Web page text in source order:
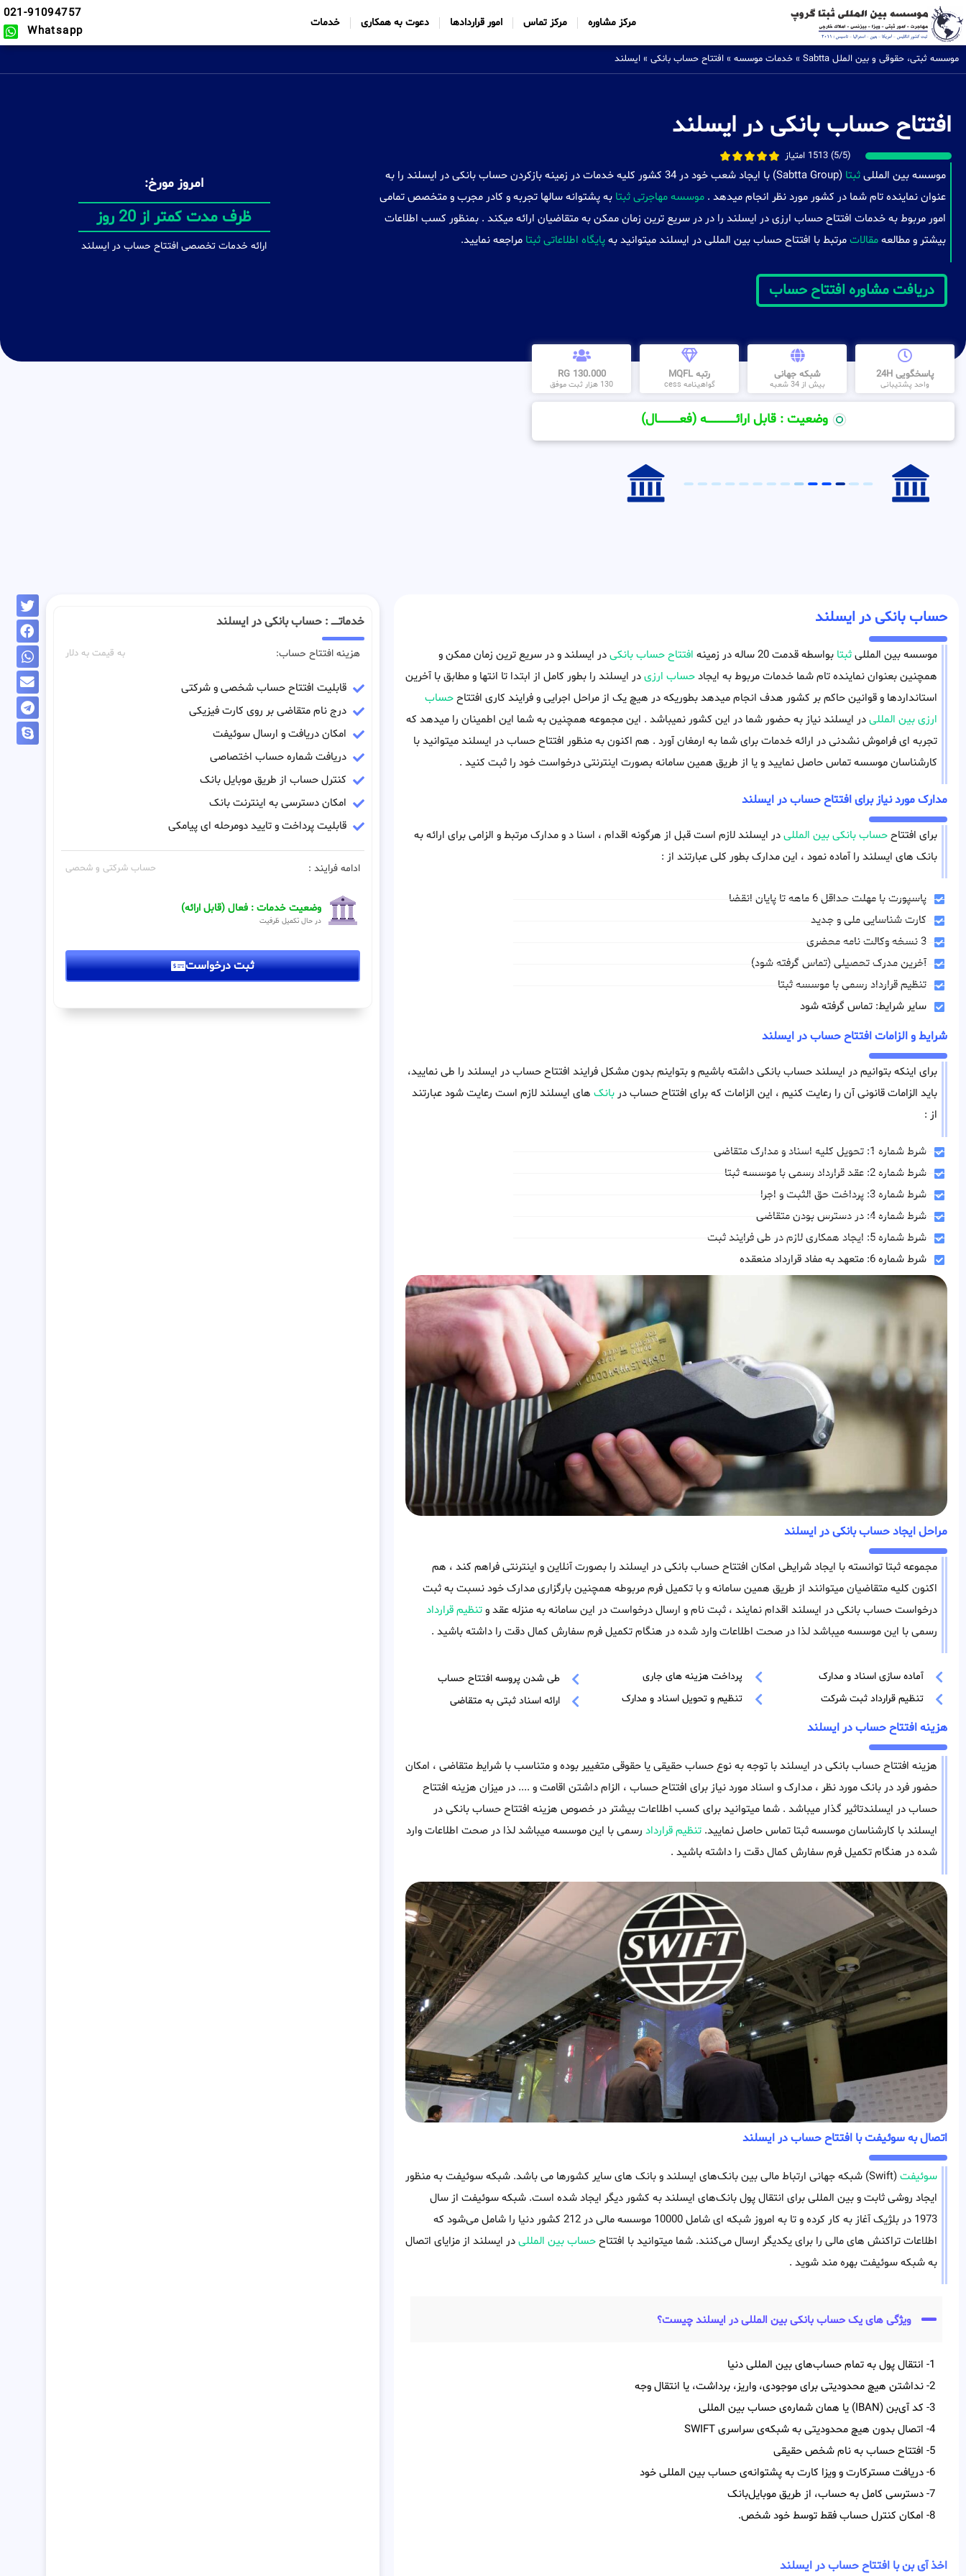
مرکز مشاوره مرکز تماس امور قراردادها دعوت به همکاری خدمات
021-91094757
Whatsapp
موسسه ثبتی، حقوقی و بین الملل Sabtta » خدمات موسسه » افتتاح حساب بانکی » ایسلند
افتتاح حساب بانکی در ایسلند
(5/5) 1513 امتیاز
موسسه بین المللیثبتا
(Sabtta Group) با ایجاد شعب خود در 34 کشور کلیه خدمات در زمینه بازکردن حساب بانکی در ایسلند را به
عنوان نماینده تام شما در کشور مورد نظر انجام میدهد . موسسه مهاجرتی ثبتا به پشتوانه سالها تجربه و کادر مجرب و متخصص تمامی
امور مربوط به خدمات افتتاح حساب ارزی در ایسلند را در در سریع ترین زمان ممکن به متقاضیان ارائه میکند . بمنظور کسب اطلاعات
بیشتر و مطالعهمقالاتمرتبط با افتتاح حساب بین المللی در ایسلند میتوانید بهپایگاه اطلاعاتی ثبتا مراجعه نمایید.
دریافت مشاوره افتتاح حساب
امروز مورخ:
بدون محدودیت
ارائه خدمات تخصصی افتتاح حساب در ایسلند
پاسخگویی 24H
واحد پشتیبانی
شبکه جهانی
بیش از 34 شعبه
رتبه MQFL
گواهینامه cess
130.000 RG
130 هزار ثبت موفق
وضعیت : قابل ارائــــــــــــــــــــه (فعـــــــــــــــال)
حساب بانکی در ایسلند
موسسه بین المللیثبتا بواسطه قدمت 20 ساله در زمینه افتتاح حساب بانکیدر ایسلند و در سریع ترین زمان ممکن و
همچنین بعنوان نماینده تام شما خدمات مربوط به ایجادحساب ارزیدر ایسلند را بطور کامل از ابتدا تا انتها و مطابق با آخرین
استانداردها و قوانین حاکم بر کشور هدف انجام میدهد بطوریکه در هیچ یک از مراحل اجرایی و فرایند کاری افتتاححساب
ارزی بین المللیدر ایسلند نیاز به حضور شما در این کشور نمیباشد . این مجموعه همچنین به شما این اطمینان را میدهد که
تجربه ای فراموش نشدنی در ارائه خدمات برای شما به ارمغان آورد . هم اکنون به منظور افتتاح حساب در ایسلند میتوانید با
کارشناسان موسسه تماس حاصل نمایید و یا از طریق همین سامانه بصورت اینترنتی درخواست خود را ثبت کنید .
مدارک مورد نیاز برای افتتاح حساب در ایسلند
برای افتتاححساب بانکی بین المللیدر ایسلند لازم است قبل از هرگونه اقدام ، اسنا د و مدارک مرتبط و الزامی برای ارائه به
بانک های ایسلند را آماده نمود ، این مدارک بطور کلی عبارتند از :
پاسپورت با مهلت حداقل 6 ماهه تا پایان انقضا
کارت شناسایی ملی و جدید
3 نسخه وکالت نامه محضری
آخرین مدرک تحصیلی (تماس گرفته شود)
تنظیم قرارداد رسمی با موسسه ثبتا
سایر شرایط: تماس گرفته شود
شرایط و الزامات افتتاح حساب در ایسلند
برای اینکه بتوانیم در ایسلند حساب بانکی داشته باشیم و بتواینم بدون مشکل فرایند افتتاح حساب در ایسلند را طی نمایید،
باید الزامات قانونی آن را رعایت کنیم ، این الزامات که برای افتتاح حساب دربانک های ایسلند لازم است رعایت شود عبارتند
از :
شرط شماره 1: تحویل کلیه اسناد و مدارک متقاضی
شرط شماره 2: عقد قرارداد رسمی با موسسه ثبتا
شرط شماره 3: پرداخت حق الثبت و اجرا
شرط شماره 4: در دسترس بودن متقاضی
شرط شماره 5: ایجاد همکاری لازم در طی فرایند ثبت
شرط شماره 6: متعهد به مفاد قرارداد منعقده
مراحل ایجاد حساب بانکی در ایسلند
مجموعه ثبتا توانسته با ایجاد شرایطی امکان افتتاح حساب بانکی در ایسلند را بصورت آنلاین و اینترنتی فراهم کند ، هم
اکنون کلیه متقاضیان میتوانند از طریق همین سامانه و با تکمیل فرم مربوطه همچنین بارگزاری مدارک خود نسبت به ثبت
درخواست حساب بانکی در ایسلند اقدام نمایند ، ثبت نام و ارسال درخواست در این سامانه به منزله عقد وتنظیم قرارداد
رسمی با این موسسه میباشد لذا در صحت اطلاعات وارد شده در هنگام تکمیل فرم سفارش کمال دقت را داشته باشید .
آماده سازی اسناد و مدارک
تنظیم قرارداد ثبت شرکت
پرداخت هزینه های جاری
تنظیم و تحویل اسناد و مدارک
طی شدن پروسه افتتاح حساب
ارائه اسناد ثبتی به متقاضی
هزینه افتتاح حساب در ایسلند
هزینه افتتاح حساب بانکی در ایسلند با توجه به نوع حساب حقیقی یا حقوقی متغییر بوده و متناسب با شرایط متقاضی ، امکان
حضور فرد در بانک مورد نظر ، مدارک و اسناد مورد نیاز برای افتتاح حساب ، الزام داشتن اقامت و .... در میزان هزینه افتتاح
حساب در ایسلندتاثیر گذار میباشد . شما میتوانید برای کسب اطلاعات بیشتر در خصوص هزینه افتتاح حساب بانکی در
ایسلند با کارشناسان موسسه ثبتا تماس حاصل نمایید. تنظیم قرارداد رسمی با این موسسه میباشد لذا در صحت اطلاعات وارد
شده در هنگام تکمیل فرم سفارش کمال دقت را داشته باشید .
اتصال به سوئیفت با افتتاح حساب در ایسلند
سوئیفت
(Swift) شبکه جهانی ارتباط‌ مالی بین بانک‌های ایسلند و بانک های سایر کشورها می باشد. شبکه سوئیفت به منظور
ایجاد روشی ثابت و بین المللی برای انتقال پول بانک‌های ایسلند به کشور دیگر ایجاد شده است. شبکه سوئیفت از سال
1973 در بلژیک آغاز به کار کرده و تا به امروز شبکه ای شامل 10000 موسسه مالی در 212 کشور دنیا را شامل می‌شود که
اطلاعات تراکنش های مالی را برای یکدیگر ارسال می‌کنند. شما میتوانید با افتتاححساب بین المللیدر ایسلند از مزایای اتصال
به شبکه سوئیفت بهره مند شوید .
ویژگی های یک حساب بانکی بین المللی در ایسلند چیست؟
1- انتقال پول به تمام حساب‌‌های بین‌‌ المللی دنیا
2- نداشتن هیچ محدودیتی برای موجودی، واریز، برداشت، یا انتقال وجه
3- کد آی‌‌بن (IBAN) یا همان شماره‌ی حساب بین‌ المللی
4- اتصال بدون هیچ محدودیتی به شبکه‌ی سراسری SWIFT
5- افتتاح حساب به نام شخص حقیقی
6- دریافت مسترکارت و ویزا کارت به پشتوانه‌ی حساب بین المللی خود
7- دسترسی کامل به حساب، از طریق موبایل‌بانک
8- امکان کنترل حساب فقط توسط خود شخص.
اخذ آی بن با افتتاح حساب در ایسلند
خدماتـــــ : حساب بانکی در ایسلند
هزینه افتتاح حساب: به قیمت به دلار
قابلیت افتتاح حساب شخصی و شرکتی
درج نام متقاضی بر روی کارت فیزیکی
امکان دریافت و ارسال سوئیفت
دریافت شماره حساب اختصاصی
کنترل حساب از طریق موبایل بانک
امکان دسترسی به اینترنت بانک
قابلیت پرداخت و تایید دومرحله ای پیامکی
ادامه فرایند : حساب شرکتی و شحصی
وضعیت خدمات : فعال (قابل ارائه)
در حال تکمیل ظرفیت
ثبت درخواست